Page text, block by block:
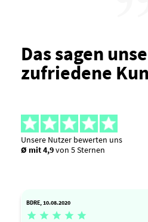
Das sagen
zufriedene
Unsere Nutzer bewerten uns
Ø mit 4,9von 5 Sternen
BDRE, 10.08.2020
    